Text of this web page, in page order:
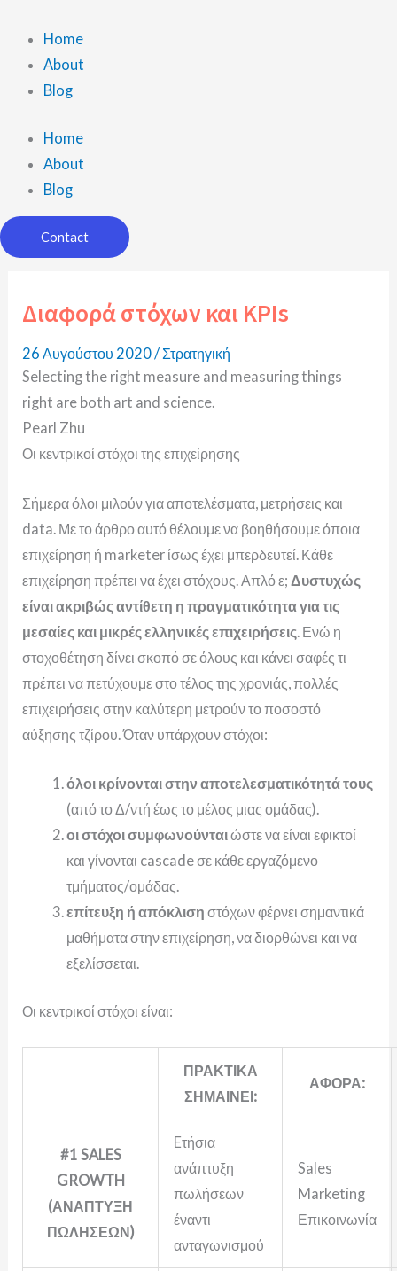
περιεχόμενο
Home
About
Blog
Home
About
Blog
Contact
Διαφορά στόχων και KPIs
26 Αυγούστου 2020/ Στρατηγική
Selecting the right measure and measuring things
right are both art and science.
Pearl Zhu
Οι κεντρικοί στόχοι της επιχείρησης
Σήμερα όλοι μιλούν για αποτελέσματα, μετρήσεις και
data. Με το άρθρο αυτό θέλουμε να βοηθήσουμε όποια
επιχείρηση ή marketer ίσως έχει μπερδευτεί. Κάθε
επιχείρηση πρέπει να έχει στόχους. Απλό ε; Δυστυχώς
είναι ακριβώς αντίθετη η πραγματικότητα για τις
μεσαίες και μικρές ελληνικές επιχειρήσεις . Ενώ η
στοχοθέτηση δίνει σκοπό σε όλους και κάνει σαφές τι
πρέπει να πετύχουμε στο τέλος της χρονιάς, πολλές
επιχειρήσεις στην καλύτερη μετρούν το ποσοστό
αύξησης τζίρου. Όταν υπάρχουν στόχοι:
όλοι κρίνονται στην αποτελεσματικότητά τους
(από το Δ/ντή έως το μέλος μιας ομάδας).
οι στόχοι συμφωνούνταιώστε να είναι εφικτοί
και γίνονται cascade σε κάθε εργαζόμενο
τμήματος/ομάδας.
επίτευξη ή απόκλιση στόχων φέρνει σημαντικά
μαθήματα στην επιχείρηση, να διορθώνει και να
εξελίσσεται.
Οι κεντρικοί στόχοι είναι:
ΠΡΑΚΤΙΚΑ
ΣΗΜΑΙΝΕΙ:
ΑΦΟΡΑ:
#1 SALES
GROWTH
(ΑΝΑΠΤΥΞΗ
ΠΩΛΗΣΕΩΝ)
Eτήσια
ανάπτυξη
πωλήσεων
έναντι
ανταγωνισμού
Sales
Marketing
Επικοινωνία